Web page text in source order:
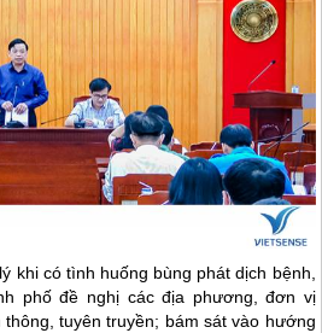
khi có tình huống bùng phát dịch bệnh,
phố đề nghị các địa phương, đơn vị
tuyên truyền; bám sát vào hướng